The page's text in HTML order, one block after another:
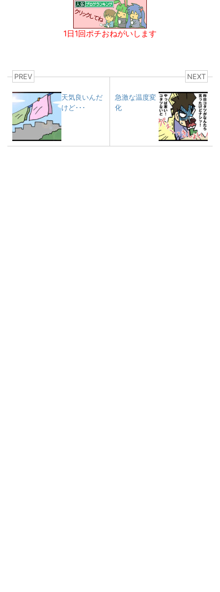
1日1回ポチおねがいします
PREV
天気良いんだ
けど･･･
NEXT
急激な温度変
化